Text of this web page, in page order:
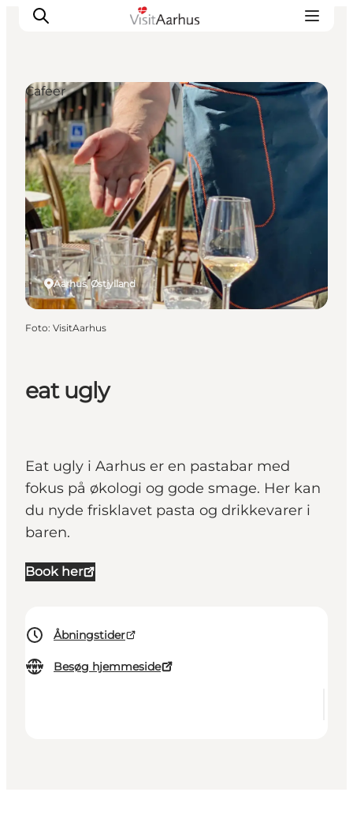
Oplevelser
Kalender
Byer og steder
Planlæg ferien
Transport
eat ugly
Eat ugly i Aarhus er en pastabar med
fokus på økologi og gode smage. Her kan
du nyde frisklavet pasta og drikkevarer i
baren.
Book her
Åbningstider
Besøg hjemmeside
Aarhus, Østjylland
Cafeer
Foto: VisitAarhus